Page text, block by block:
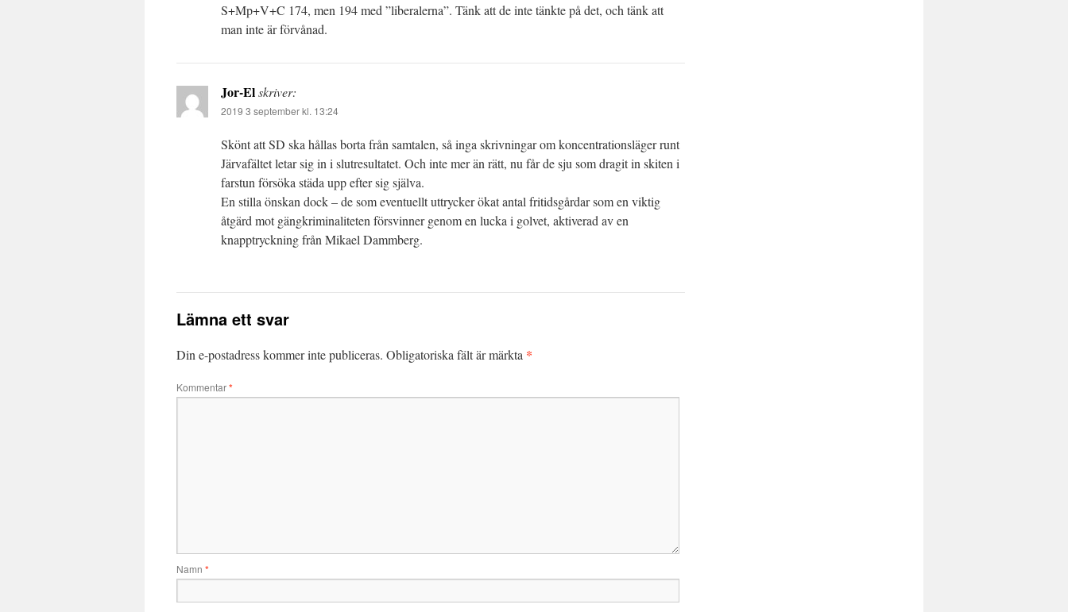
S+Mp+V+C 174, men 194 med ”liberalerna”. Tänk att de inte tänkte på det, och tänk att
man inte är förvånad.
Jor-Elskriver:
2019 3 september kl. 13:24
Skönt att SD ska hållas borta från samtalen, så inga skrivningar om koncentrationsläger runt
Järvafältet letar sig in i slutresultatet. Och inte mer än rätt, nu får de sju som dragit in skiten i
farstun försöka städa upp efter sig själva.
En stilla önskan dock – de som eventuellt uttrycker ökat antal fritidsgårdar som en viktig
åtgärd mot gängkriminaliteten försvinner genom en lucka i golvet, aktiverad av en
knapptryckning från Mikael Dammberg.
Lämna ett svar
Din e-postadress kommer inte publiceras. Obligatoriska fält är märkta *
Kommentar*
Namn *